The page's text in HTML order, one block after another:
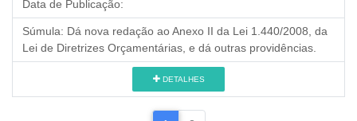
Data de Publicação:
Súmula: Dá nova redação ao Anexo II da Lei 1.440/2008, da
Lei de Diretrizes Orçamentárias, e dá outras providências.
DETALHES